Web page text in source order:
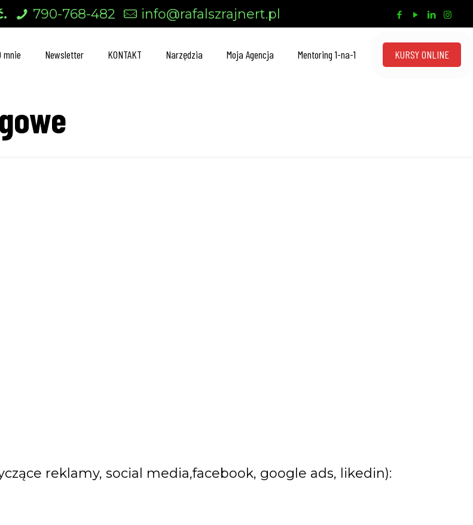
790-768-482 info@rafalszrajnert.pl
mnie Newsletter KONTAKT Narzędzia Moja Agencja Mentoring 1-na-1 KURSY ONLINE
reklamy, social media,facebook, google ads, likedin):